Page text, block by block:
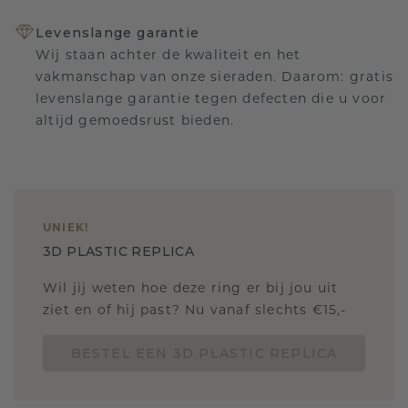
Levenslange garantie
Wij staan achter de kwaliteit en het
vakmanschap van onze sieraden. Daarom: gratis
levenslange garantie tegen defecten die u voor
altijd gemoedsrust bieden.
UNIEK!
3D PLASTIC REPLICA
Wil jij weten hoe deze ring er bij jou uit
ziet en of hij past? Nu vanaf slechts €15,-